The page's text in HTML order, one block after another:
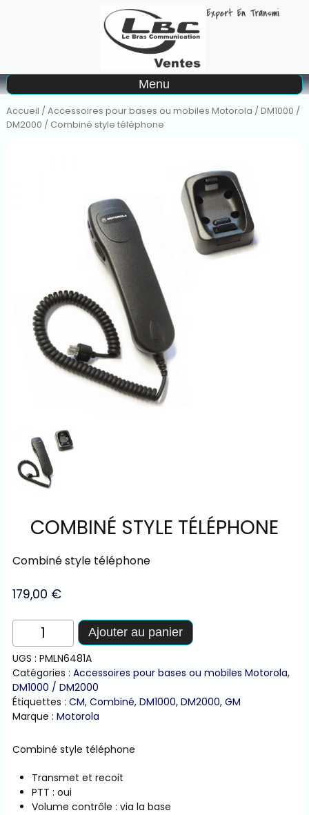
Matériel à la location
Menu
Accueil /Accessoires pour bases ou mobiles Motorola /DM1000 /
DM2000 / Combiné style téléphone
COMBINÉ STYLE TÉLÉPHONE
Combiné style téléphone
179,00 €
quantité
Combiné
style
téléphone
Ajouter au panier
UGS : PMLN6481A
Catégories : Accessoires pour bases ou mobiles Motorola,
DM1000 / DM2000
Étiquettes : CM, Combiné, DM1000, DM2000, GM
Marque : Motorola
Combiné style téléphone
Transmet et recoit
PTT : oui
Volume contrôle : via la base